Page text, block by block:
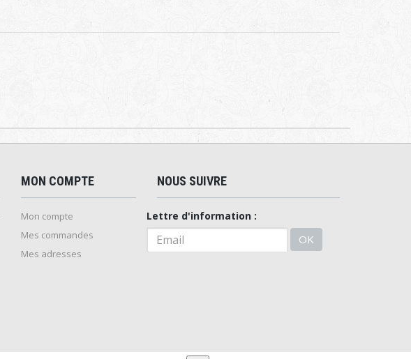
MON COMPTE
Mon compte
Mes commandes
Mes adresses
NOUS SUIVRE
Lettre d'information :
OK